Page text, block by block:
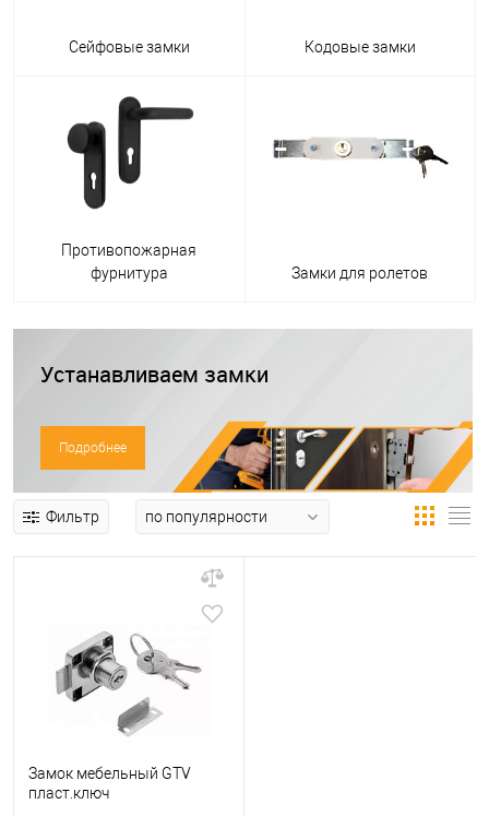
Сейфовые замки Кодовые замки
Противопожарная
фурнитура
Замки для ролетов
Устанавливаем замки
Подробнее
Фильтр
Замок мебельный GTV
пласт.ключ